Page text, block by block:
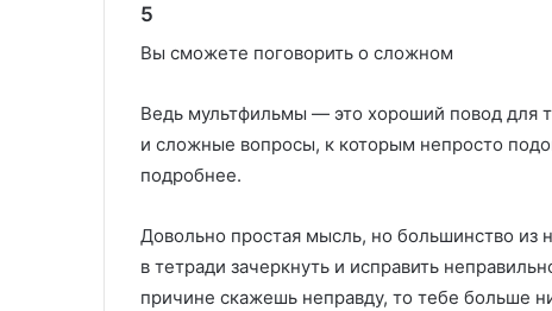
5
Вы сможете поговорить о сложном
Ведь мультфильмы — это хороший повод для
и сложные вопросы, к которым непросто
подробнее.
Довольно простая мысль, но большинство из
в тетради зачеркнуть и исправить
причине скажешь неправду, то тебе больше